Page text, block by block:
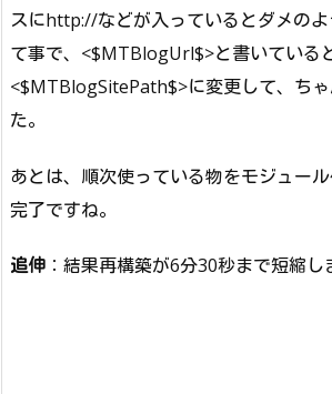
スにhttp://などが入っているとダメの
て事で、<$MTBlogUrl$>と書いている
<$MTBlogSitePath$>に変更して、ち
た。
あとは、順次使っている物をモジュー
完了ですね。
追伸 ：結果再構築が6分30秒まで短縮し